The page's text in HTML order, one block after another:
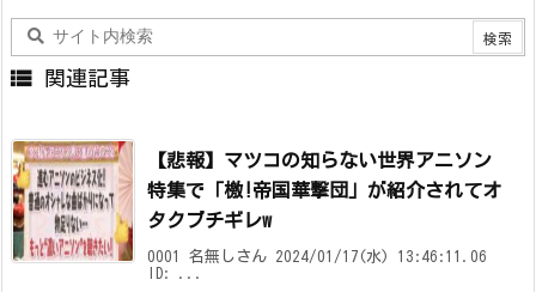
 関連記事
【悲報】マツコの知らない世界アニソン
特集で「檄!帝国華撃団」が紹介されてオ
タクブチギレw
0001 名無しさん 2024/01/17(水) 13:46:11.06
ID: ...